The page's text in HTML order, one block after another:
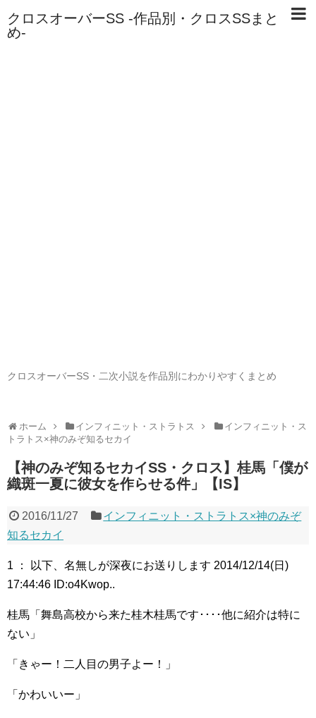
クロスオーバーSS -作品別・クロスSSまと
め-
クロスオーバーSS・二次小説を作品別にわかりやすくまとめ
ホーム インフィニット・ストラトス
インフィニット・ス
トラトス×神のみぞ知るセカイ
【神のみぞ知るセカイSS・クロス】桂馬「僕が
織斑一夏に彼女を作らせる件」【IS】
2016/11/27
インフィニット・ストラトス×神のみぞ
知るセカイ
1 ： 以下、名無しが深夜にお送りします 2014/12/14(日)
17:44:46 ID:o4Kwop..
桂馬「舞島高校から来た桂木桂馬です････他に紹介は特に
ない」
「きゃー！二人目の男子よー！」
「かわいいー」